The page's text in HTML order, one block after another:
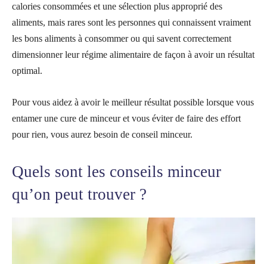
calories consommées et une sélection plus approprié des
aliments, mais rares sont les personnes qui connaissent vraiment
les bons aliments à consommer ou qui savent correctement
dimensionner leur régime alimentaire de façon à avoir un résultat
optimal.
Pour vous aidez à avoir le meilleur résultat possible lorsque vous
entamer une cure de minceur et vous éviter de faire des effort
pour rien, vous aurez besoin de conseil minceur.
Quels sont les conseils minceur
qu’on peut trouver ?